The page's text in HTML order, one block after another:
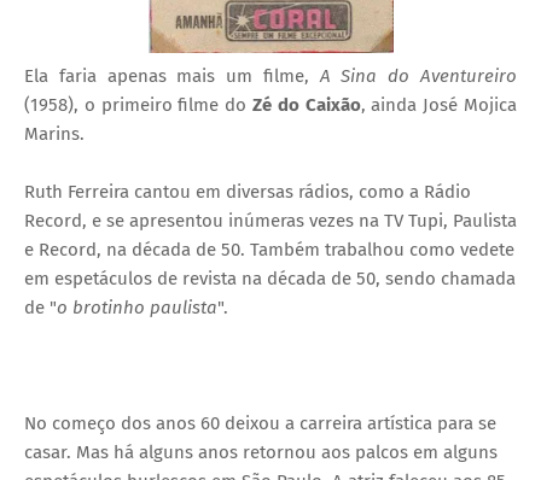
Ela faria apenas mais um filme,A Sina do Aventureiro
(1958), o primeiro filme do Zé do Caixão, ainda José Mojica
Marins.
Ruth Ferreira cantou em diversas rádios, como a Rádio
Record, e se apresentou inúmeras vezes na TV Tupi, Paulista
e Record, na década de 50. Também trabalhou como vedete
em espetáculos de revista na década de 50, sendo chamada
de "o brotinho paulista".
No começo dos anos 60 deixou a carreira artística para se
casar. Mas há alguns anos retornou aos palcos em alguns